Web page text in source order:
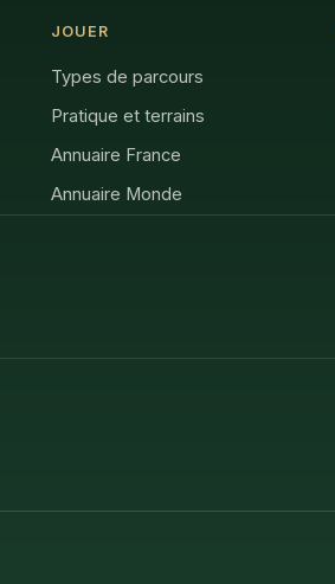
JOUER
Types de parcours
Pratique et terrains
Annuaire France
Annuaire Monde